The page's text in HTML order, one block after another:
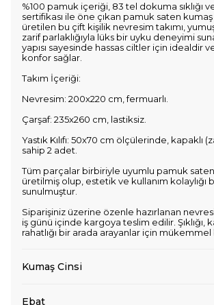
%100 pamuk içeriği, 83 tel dokuma sıklığı
sertifikası ile öne çıkan pamuk saten kumaş
üretilen bu çift kişilik nevresim takımı,
zarif parlaklığıyla lüks bir uyku deneyimi
yapısı sayesinde hassas ciltler için idealdir
konfor sağlar.
Takım İçeriği:
Nevresim: 200x220 cm, fermuarlı.
Çarşaf: 235x260 cm, lastiksiz.
Yastık Kılıfı: 50x70 cm ölçülerinde, kapaklı
sahip 2 adet.
Tüm parçalar birbiriyle uyumlu pamuk
üretilmiş olup, estetik ve kullanım kolaylığı
sunulmuştur.
Siparişiniz üzerine özenle hazırlanan
iş günü içinde kargoya teslim edilir. Şıklığı,
rahatlığı bir arada arayanlar için
Kumaş Cinsi
Ebat